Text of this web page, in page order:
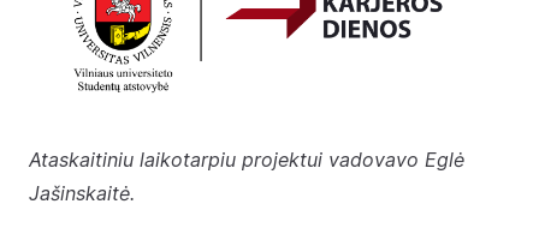
Ataskaitiniu laikotarpiu projektui vadovavo Eglė
Jašinskaitė.